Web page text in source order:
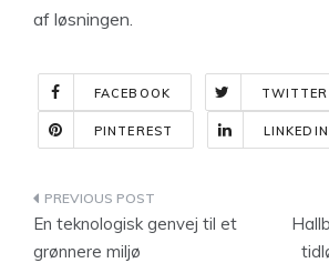
af løsningen.
FACEBOOK TWITTER
PINTEREST LINKEDIN
Indlægsnavigation
En teknologisk genvej til et
grønnere miljø